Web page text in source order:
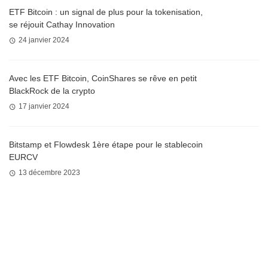
ETF Bitcoin : un signal de plus pour la tokenisation,
se réjouit Cathay Innovation
24 janvier 2024
Avec les ETF Bitcoin, CoinShares se rêve en petit
BlackRock de la crypto
17 janvier 2024
Bitstamp et Flowdesk 1ère étape pour le stablecoin
EURCV
13 décembre 2023